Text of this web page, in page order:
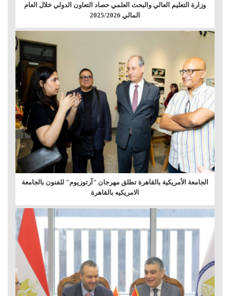
وزارة التعليم العالي والبحث العلمي حصاد التعاون الدولي خلال العام
المالي 2025/2026
الجامعة الأمريكية بالقاهرة تطلق مهرجان "آرتوزيوم" للفنون بالجامعة
الامريكيه بالقاهرة